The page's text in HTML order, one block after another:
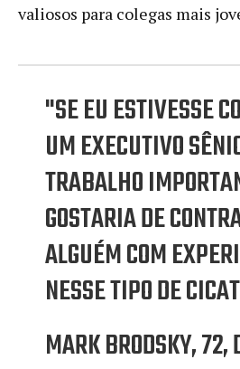
valiosos para colegas mais
"SE EU ESTIVESSE
UM EXECUTIVO
TRABALHO
GOSTARIA DE
ALGUÉM COM
NESSE TIPO DE
MARK BRODSKY, 72,